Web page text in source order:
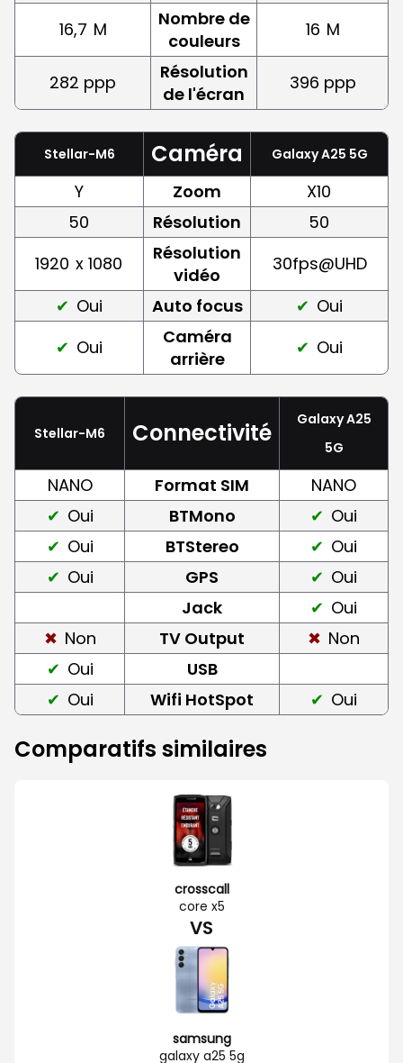
16,7 M
Nombre de
couleurs
16 M
282 ppp
Résolution
de l'écran
396 ppp
Stellar-M6 Caméra Galaxy A25 5G
Y Zoom
X10
50
Résolution
50
1920 x 1080
Résolution
vidéo
30fps@UHD
Oui
Auto focus
Oui
Oui
Caméra
arrière
Oui
Stellar-M6 Connectivité
Galaxy A25
5G
NANO Format SIM
NANO
Oui
BTMono
Oui
Oui
BTStereo
Oui
Oui
GPS
Oui
Jack
Oui
Non
TV Output
Non
Oui
USB
Oui
Wifi HotSpot Oui
Comparatifs similaires
crosscall
core x5
VS
samsung
galaxy a25 5g